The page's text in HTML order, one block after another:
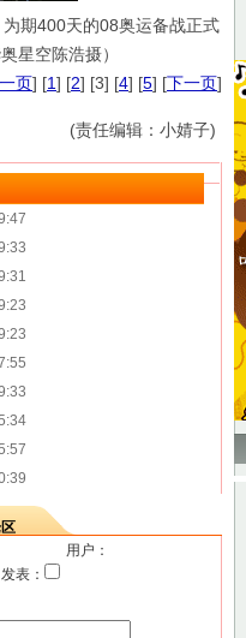
期400天的08奥运备战正式
星空陈浩摄）
一页] [1] [2] [3] [4] [5] [下一页]
(责任编辑：小婧子)
用户：
表：